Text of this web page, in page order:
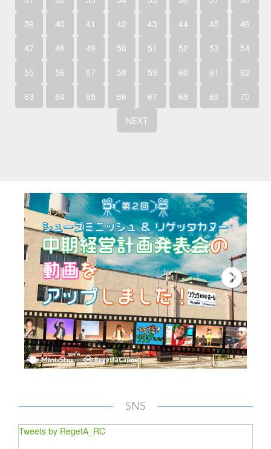
39
40 41 42 43 44 45
46
47
48 49 50 51 52 53
54
55
56 57 58 59 60 61
62
63
64 65 66 67 68 69
70
NEXT
SNS
Tweets by RegetA_RC